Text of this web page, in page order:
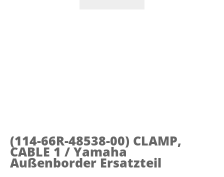
(114-66R-48538-00) CLAMP,
CABLE 1 / Yamaha
Außenborder Ersatzteil